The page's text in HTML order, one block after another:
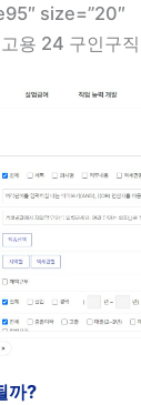
size=”20″
용 24 구인구
까?